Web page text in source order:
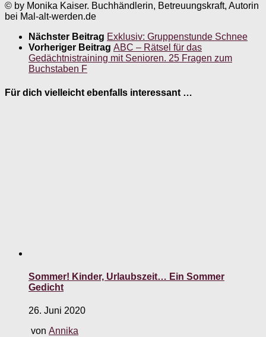
© by Monika Kaiser. Buchhändlerin, Betreuungskraft, Autorin
bei Mal-alt-werden.de
Nächster Beitrag Exklusiv: Gruppenstunde Schnee
Vorheriger Beitrag ABC – Rätsel für das
Gedächtnistraining mit Senioren. 25 Fragen zum
Buchstaben F
Für dich vielleicht ebenfalls interessant …
Sommer! Kinder, Urlaubszeit… Ein Sommer
Gedicht
26. Juni 2020
von Annika